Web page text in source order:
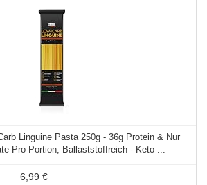
Linguine Pasta 250g - 36g Protein & Nur
Pro Portion, Ballaststoffreich - Keto ...
6,99 €